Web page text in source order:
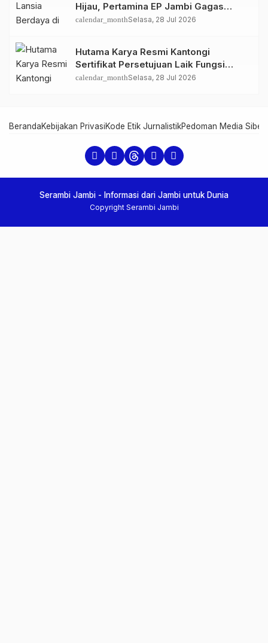
Hijau, Pertamina EP Jambi Gagas
Lansiapreneur Batik Eco-Print
calendar_monthSelasa, 28 Jul 2026
Hutama Karya Resmi Kantongi
Sertifikat Persetujuan Laik Fungsi
Struktur Jembatan Musi V Tol
calendar_monthSelasa, 28 Jul 2026
BerandaKebijakan PrivasiKode Etik JurnalistikPedoman Media Siber
Serambi Jambi - Informasi dari Jambi untuk Dunia
Copyright Serambi Jambi